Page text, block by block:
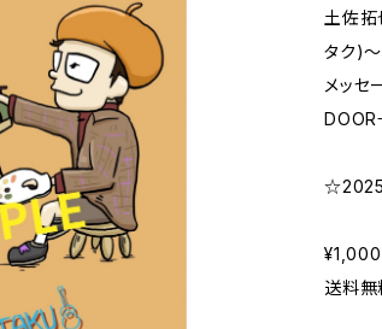
土佐拓
タク)～
メッセ
☆2025/
送料無